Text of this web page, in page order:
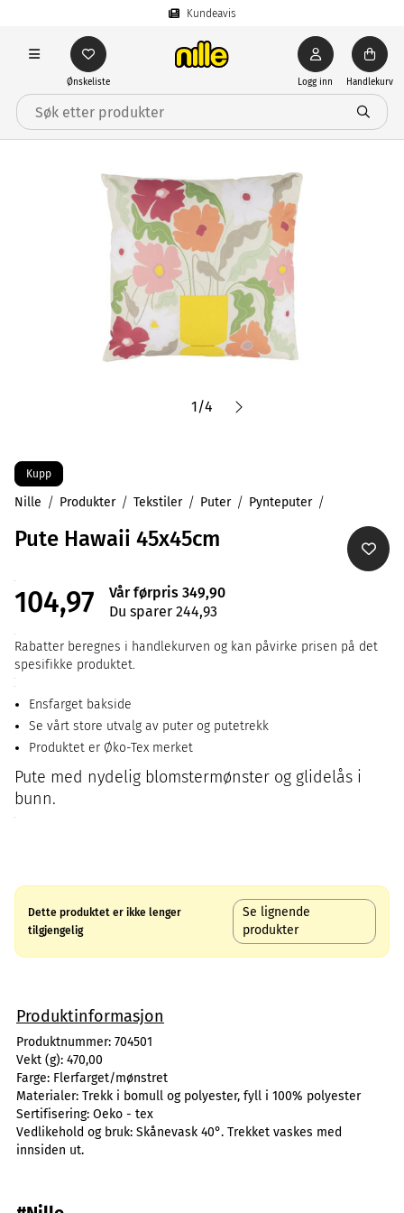
Kundeavis
Ønskeliste Logg inn Handlekurv
1/4
Kupp
Nille Produkter Tekstiler Puter Pynteputer
Pute Hawaii 45x45cm
104,97
Vår førpris 349,90
Du sparer 244,93
Rabatter beregnes i handlekurven og kan påvirke prisen på det
spesifikke produktet.
Ensfarget bakside
Se vårt store utvalg av puter og putetrekk
Produktet er Øko-Tex merket
Pute med nydelig blomstermønster og glidelås i
bunn.
Dette produktet er ikke lenger
tilgjengelig
Se lignende
produkter
Produktinformasjon
Produktnummer: 704501
Vekt (g): 470,00
Farge: Flerfarget/mønstret
Materialer: Trekk i bomull og polyester, fyll i 100% polyester
Sertifisering: Oeko - tex
Vedlikehold og bruk: Skånevask 40°. Trekket vaskes med
innsiden ut.